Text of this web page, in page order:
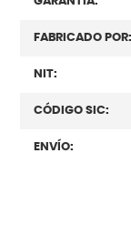
FABRICADO POR:
NIT:
CÓDIGO SIC:
ENVÍO: